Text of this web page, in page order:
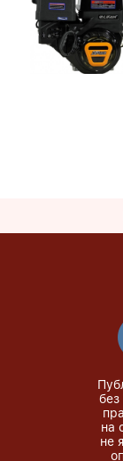
на
не